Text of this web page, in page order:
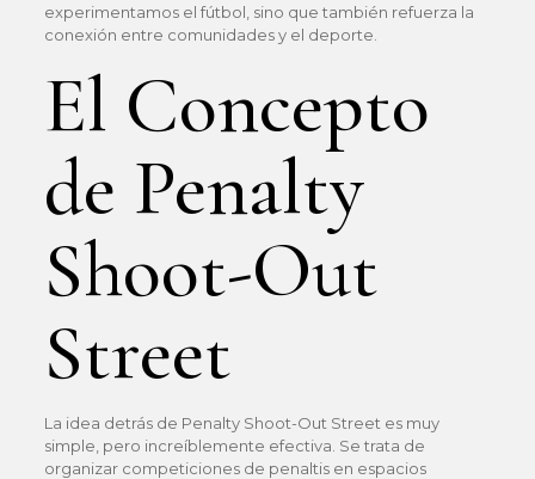
experimentamos el fútbol, sino que también refuerza la
conexión entre comunidades y el deporte.
El Concepto
de Penalty
Shoot-Out
Street
La idea detrás de Penalty Shoot-Out Street es muy
simple, pero increíblemente efectiva. Se trata de
organizar competiciones de penaltis en espacios